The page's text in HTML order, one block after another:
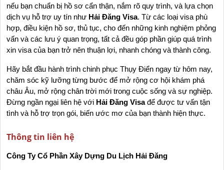
nếu bạn chuẩn bị hồ sơ cẩn thận, nắm rõ quy trình, và lựa chọn
dịch vụ hỗ trợ uy tín như Hải Đăng Visa. Từ các loại visa phù
hợp, điều kiện hồ sơ, thủ tục, cho đến những kinh nghiệm phỏng
vấn và các lưu ý quan trọng, tất cả đều góp phần giúp quá trình
xin visa của bạn trở nên thuận lợi, nhanh chóng và thành công.
Hãy bắt đầu hành trình chinh phục Thụy Điển ngay từ hôm nay,
chăm sóc kỹ lưỡng từng bước để mở rộng cơ hội khám phá
châu Âu, mở rộng chân trời mới trong cuộc sống và sự nghiệp.
Đừng ngần ngại liên hệ với Hải Đăng Visa để được tư vấn tận
tình và hỗ trợ trọn gói, biến ước mơ của bạn thành hiện thực.
Thông tin liên hệ
Công Ty Cổ Phần Xây Dựng Du Lịch Hải Đăng